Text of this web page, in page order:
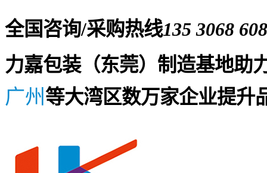
全国咨询/采购热线135 3068
力嘉包装（东莞）制造基地助
广州等大湾区数万家企业提升